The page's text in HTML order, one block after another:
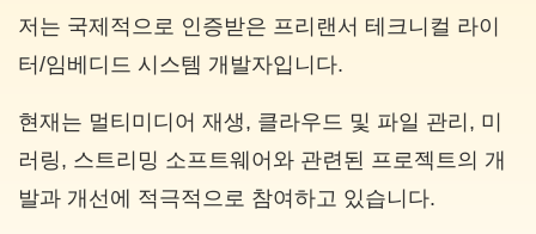
저는 국제적으로 인증받은 프리랜서 테크니컬 라이
터/임베디드 시스템 개발자입니다.
현재는 멀티미디어 재생, 클라우드 및 파일 관리, 미
러링, 스트리밍 소프트웨어와 관련된 프로젝트의 개
발과 개선에 적극적으로 참여하고 있습니다.